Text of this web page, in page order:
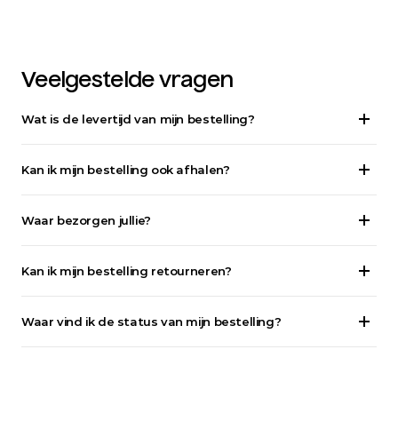
Veelgestelde vragen
Wat is de levertijd van mijn bestelling?
Kan ik mijn bestelling ook afhalen?
Waar bezorgen jullie?
Kan ik mijn bestelling retourneren?
Waar vind ik de status van mijn bestelling?